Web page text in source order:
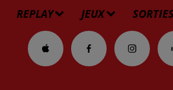
REPLAY JEUX